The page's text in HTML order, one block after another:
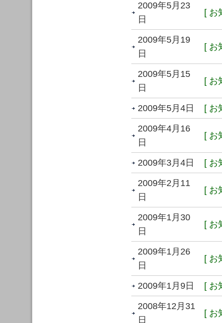
2009年5月23
日
[ お
2009年5月19
日
[ お
2009年5月15
日
[ お
2009年5月4日 [ お
2009年4月16
日
[ お
2009年3月4日 [ お
2009年2月11
日
[ お
2009年1月30
日
[ お
2009年1月26
日
[ お
2009年1月9日 [ お
2008年12月31
日
[ お